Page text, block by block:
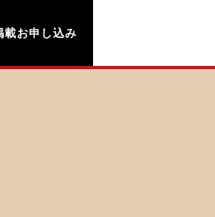
載お申し込み